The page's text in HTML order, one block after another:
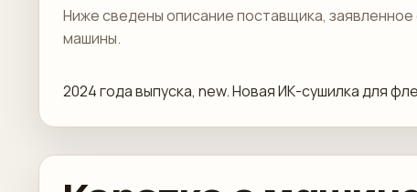
Ниже сведены описание поставщика,
машины.
2024 года выпуска, new. Новая ИК-сушилка для